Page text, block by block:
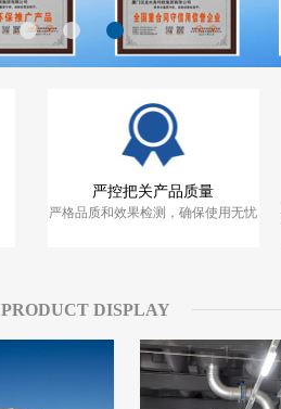
严控把关产品质量
严格品质和效果检测，确保使用无忧
PRODUCT DISPLAY